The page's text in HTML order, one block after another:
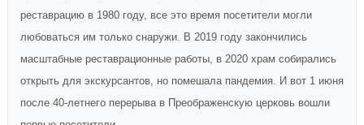
реставрацию в 1980 году, все это время посетители могли
любоваться им только снаружи. В 2019 году закончились
масштабные реставрационные работы, в 2020 храм собирались
открыть для экскурсантов, но помешала пандемия. И вот 1 июня
после 40-летнего перерыва в Преображенскую церковь вошли